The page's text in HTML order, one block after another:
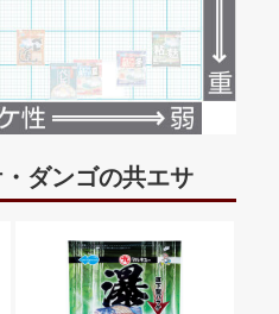
ダンゴの共エサ